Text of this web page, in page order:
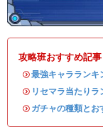
攻略班おすすめ記事
・最強キャラランキ
・ リセマラ当たりラ
・ ガチャの種類とお